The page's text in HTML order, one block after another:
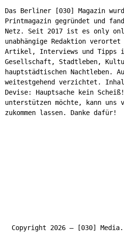
Das Berliner [030] Magazin
Printmagazin gegründet und
Netz. Seit 2017 ist es only
unabhängige Redaktion
Artikel, Interviews und Tipps
Gesellschaft, Stadtleben,
hauptstädtischen Nachtleben.
weitestgehend verzichtet.
Devise: Hauptsache kein
unterstützen möchte, kann uns
zukommen lassen. Danke dafür!
Copyright 2026 – [030]